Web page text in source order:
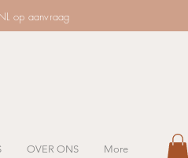
op aanvraag
OVER ONS More